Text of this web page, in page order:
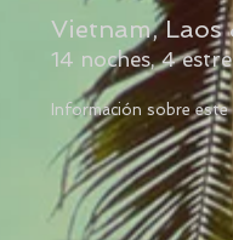
Vietnam, Laos
14 noches, 4
Información sobre este